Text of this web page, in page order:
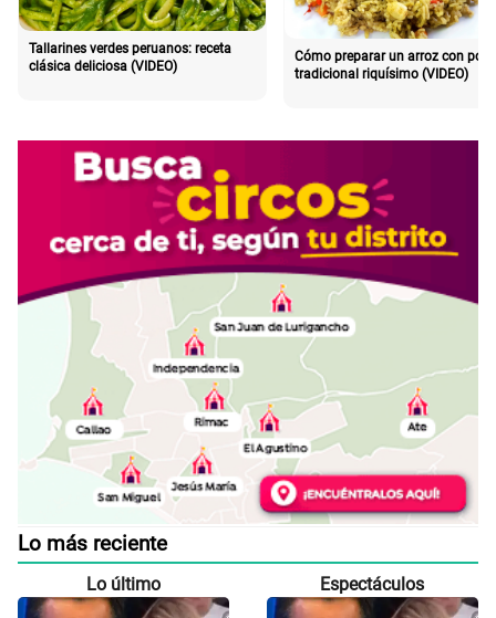
Tallarines verdes peruanos: receta
clásica deliciosa (VIDEO)
Cómo preparar un arroz con pollo
tradicional riquísimo (VIDEO)
Lo más reciente
Lo último Espectáculos